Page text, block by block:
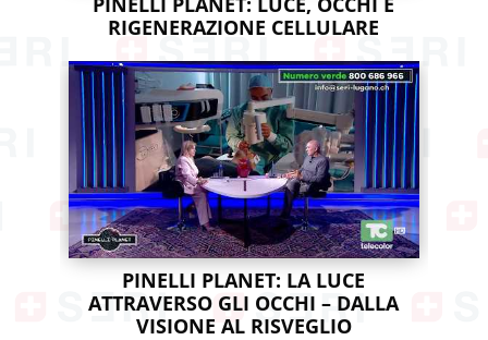
RIGENERAZIONE CELLULARE
PINELLI PLANET: LA LUCE
ATTRAVERSO GLI OCCHI – DALLA
VISIONE AL RISVEGLIO